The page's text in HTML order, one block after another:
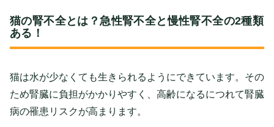
猫の腎不全とは？急性腎不全と慢性腎不全の2種類
ある！
猫は水が少なくても生きられるようにできています。その
ため腎臓に負担がかかりやすく、高齢になるにつれて腎臓
病の罹患リスクが高まります。